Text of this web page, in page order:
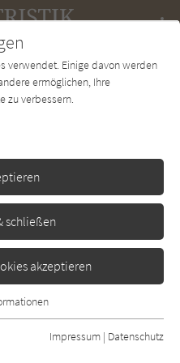
Charts Newsletter
verwendet. Einige davon werden
ermöglichen, Ihre
zu verbessern.
schließen
akzeptieren
Funktionen der
dass die Webseite
Impressum | Datenschutz